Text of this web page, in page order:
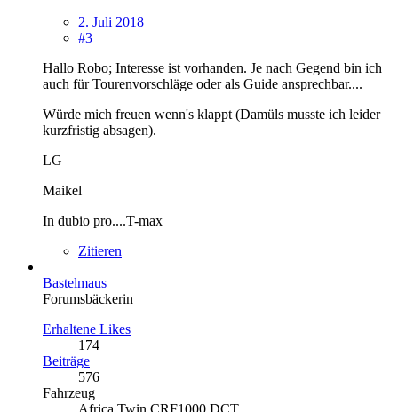
2. Juli 2018
#3
Hallo Robo; Interesse ist vorhanden. Je nach Gegend bin ich
auch für Tourenvorschläge oder als Guide ansprechbar....
Würde mich freuen wenn's klappt (Damüls musste ich leider
kurzfristig absagen).
LG
Maikel
In dubio pro....T-max
Zitieren
Bastelmaus
Forumsbäckerin
Erhaltene Likes
174
Beiträge
576
Fahrzeug
Africa Twin CRF1000 DCT